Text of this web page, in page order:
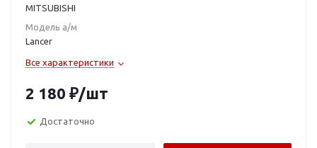
MITSUBISHI
Модель а/м
Lancer
Все характеристики
2 180 ₽/шт
Достаточно